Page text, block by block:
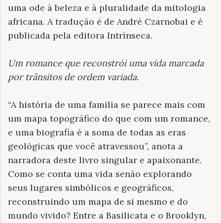
uma ode à beleza e à pluralidade da mitologia
africana. A tradução é de André Czarnobai e é
publicada pela editora Intrínseca.
Um romance que reconstrói uma vida marcada
por trânsitos de ordem variada.
“A história de uma família se parece mais com
um mapa topográfico do que com um romance,
e uma biografia é a soma de todas as eras
geológicas que você atravessou”, anota a
narradora deste livro singular e apaixonante.
Como se conta uma vida senão explorando
seus lugares simbólicos e geográficos,
reconstruindo um mapa de si mesmo e do
mundo vivido? Entre a Basilicata e o Brooklyn,